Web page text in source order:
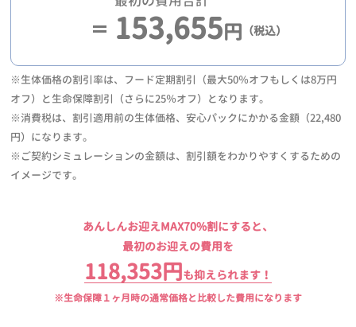
153,655円 （税込）
※生体価格の割引率は、フード定期割引（最大50％オフもしくは8万円
オフ）と生命保障割引（さらに25％オフ）となります。
※消費税は、割引適用前の生体価格、安心パックにかかる金額（22,480
円）になります。
※ご契約シミュレーションの金額は、割引額をわかりやすくするための
イメージです。
あんしんお迎えMAX70%割にすると、
最初のお迎えの費用を
118,353円も抑えられます！
※生命保障１ヶ月時の通常価格と比較した費用になります